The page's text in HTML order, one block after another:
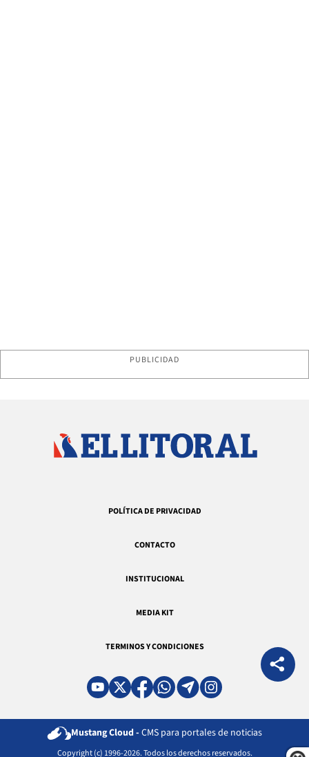
PUBLICIDAD
POLÍTICA DE PRIVACIDAD
CONTACTO
INSTITUCIONAL
MEDIA KIT
TERMINOS Y CONDICIONES
Mustang Cloud - CMS para portales de noticias
Copyright (c) 1996-2026. Todos los derechos reservados.